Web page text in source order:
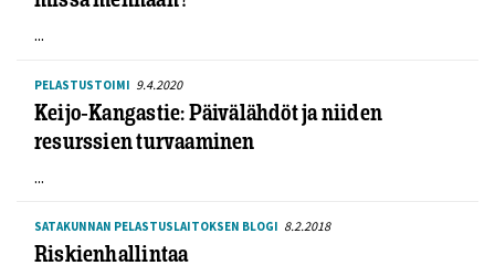
...
PELASTUSTOIMI 9.4.2020
Keijo-Kangastie: Päivälähdöt ja niiden
resurssien turvaaminen
...
SATAKUNNAN PELASTUSLAITOKSEN BLOGI 8.2.2018
Riskienhallintaa